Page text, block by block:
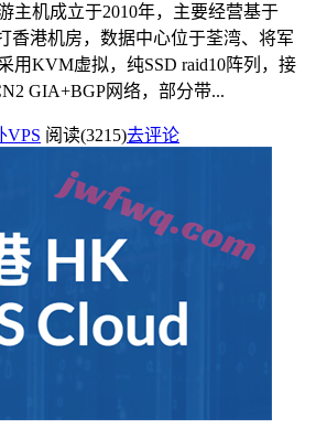
主机成立于2010年，主要经营基于
香港机房，数据中心位于荃湾、将军
用KVM虚拟，纯SSD raid10阵列，接
GIA+BGP网络，部分带...
VPS 阅读(3215)去评论